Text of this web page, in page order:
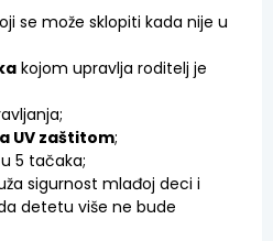
se može sklopiti kada nije u
kojom upravlja roditelj je
UV zaštitom;
u 5 tačaka;
sigurnost mlađoj deci i
detetu više ne bude